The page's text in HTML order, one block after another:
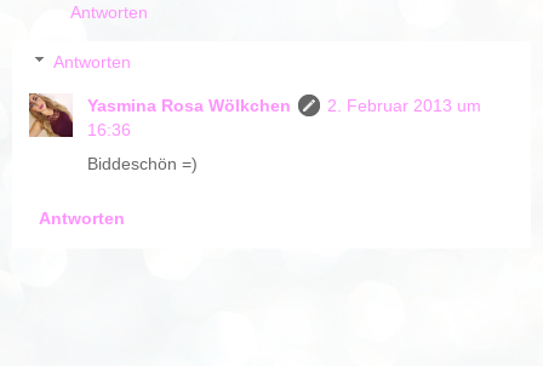
Antworten
Antworten
Yasmina Rosa Wölkchen
2. Februar 2013 um
16:36
Biddeschön =)
Antworten